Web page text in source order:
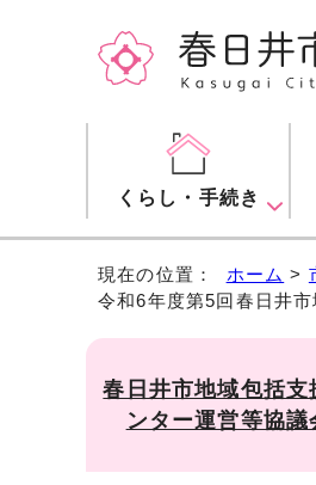
くらし・手続き
現在の位置： ホーム >
令和6年度第5回春日井
春日井市地域包括支
ンター運営等協議